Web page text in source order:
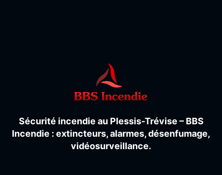
Sécurité incendie au Plessis-Trévise – BBS
Incendie : extincteurs,alarmes,désenfumage,
vidéosurveillance.